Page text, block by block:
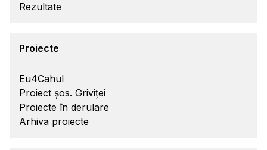
Rezultate
Proiecte
Eu4Cahul
Proiect șos. Griviței
Proiecte în derulare
Arhiva proiecte